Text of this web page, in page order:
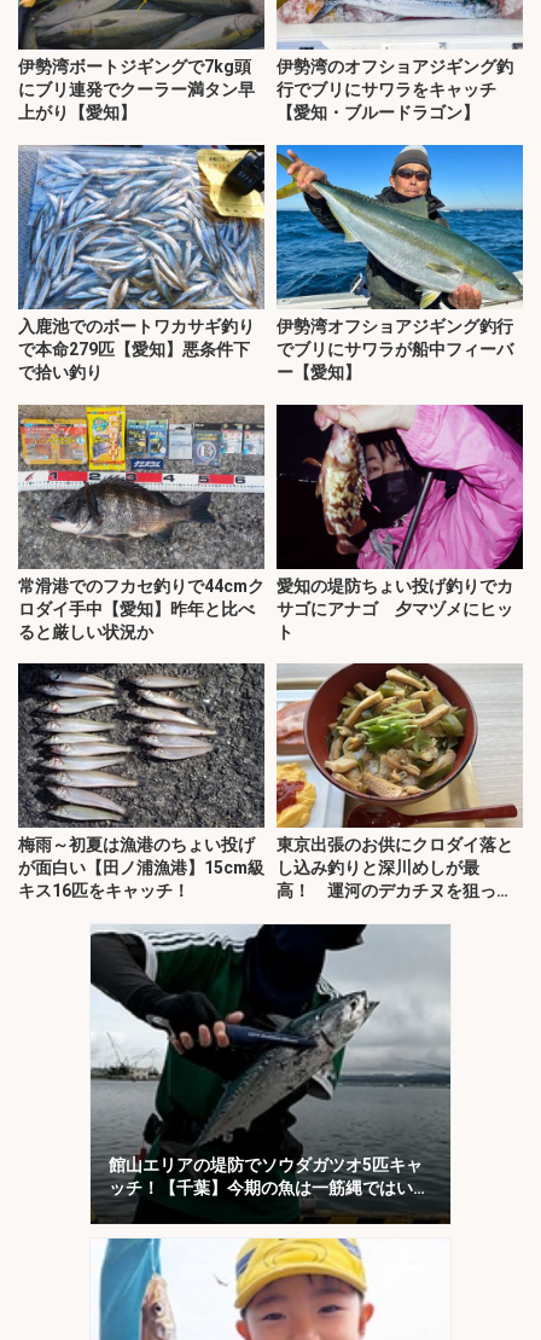
伊勢湾ボートジギングで7kg頭
にブリ連発でクーラー満タン早
上がり【愛知】
伊勢湾のオフショアジギング釣
行でブリにサワラをキャッチ
【愛知・ブルードラゴン】
入鹿池でのボートワカサギ釣り
で本命279匹【愛知】悪条件下
で拾い釣り
伊勢湾オフショアジギング釣行
でブリにサワラが船中フィーバ
ー【愛知】
常滑港でのフカセ釣りで44cmク
ロダイ手中【愛知】昨年と比べ
ると厳しい状況か
愛知の堤防ちょい投げ釣りでカ
サゴにアナゴ 夕マヅメにヒッ
ト
梅雨～初夏は漁港のちょい投げ
が面白い【田ノ浦漁港】15cm級
キス16匹をキャッチ！
東京出張のお供にクロダイ落と
し込み釣りと深川めしが最
高！ 運河のデカチヌを狙って
館山エリアの堤防でソウダガツオ5匹キャ
ッチ！【千葉】今期の魚は一筋縄ではいか
ない？